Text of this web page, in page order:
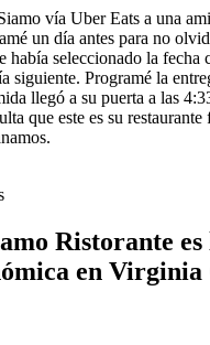
vía Uber Eats a una
un día antes para no
había seleccionado la fecha
siguiente. Programé la
llegó a su puerta a las
que este es su
Ristorante
en Virginia